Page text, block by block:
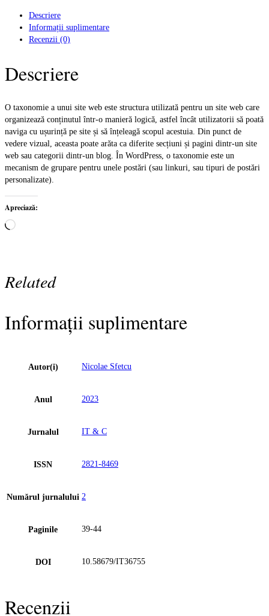
Descriere
Informații suplimentare
Recenzii (0)
Descriere
O taxonomie a unui site web este structura utilizată pentru un site web care
organizează conținutul într-o manieră logică, astfel încât utilizatorii să poată
naviga cu ușurință pe site și să înțeleagă scopul acestuia. Din punct de
vedere vizual, aceasta poate arăta ca diferite secțiuni și pagini dintr-un site
web sau categorii dintr-un blog. În WordPress, o taxonomie este un
mecanism de grupare pentru unele postări (sau linkuri, sau tipuri de postări
personalizate).
Apreciază:
Încarc...
Related
Informații suplimentare
Autor(i) Nicolae Sfetcu
Anul 2023
Jurnalul IT & C
ISSN 2821-8469
Numărul jurnalului 2
Paginile 39-44
DOI 10.58679/IT36755
Recenzii